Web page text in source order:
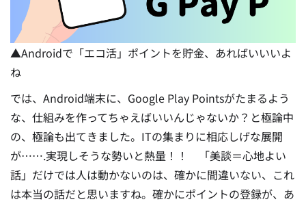
▲Androidで「エコ活」ポイントを貯金、あればいいいよ
ね
では、Android端末に、Google Play Pointsがたまるよう
な、仕組みを作ってちゃえばいいんじゃないか？と極論中
の、極論も出てきました。ITの集まりに相応しげな展開
が…….実現しそうな勢いと熱量！！ 「美談＝心地よい
話」だけでは人は動かないのは、確かに間違いない、これ
は本当の話だと思いますね。確かにポイントの登録が、あ